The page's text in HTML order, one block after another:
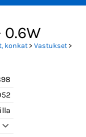
0.6W
konkat> Vastukset>